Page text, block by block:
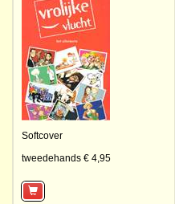
Softcover
tweedehands € 4,95